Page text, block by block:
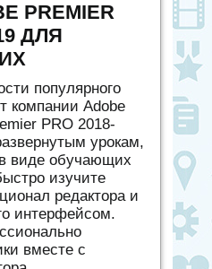
PREMIER
ДЛЯ
популярного
компании Adobe
PRO 2018-
урокам,
виде обучающих
изучите
редактора и
интерфейсом.
вместе с